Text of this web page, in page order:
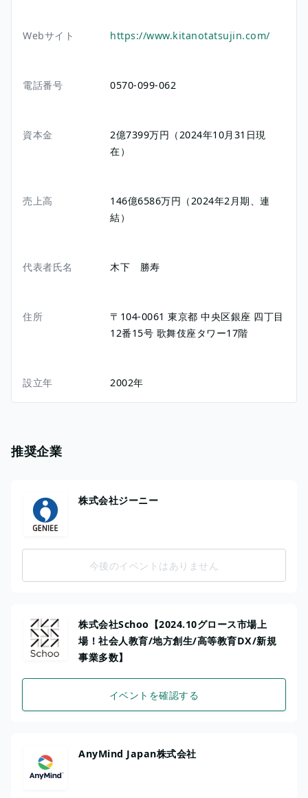
Webサイト https://www.kitanotatsujin.com/
電話番号 0570-099-062
資本金
2億7399万円（2024年10月31日現
在）
売上高
146億6586万円（2024年2月期、連
結）
代表者氏名 木下 勝寿
住所 〒104-0061東京都中央区銀座 四丁目
12番15号 歌舞伎座タワー17階
設立年 2002年
推奨企業
株式会社ジーニー
今後のイベントはありません
株式会社Schoo【2024.10グロース市場上
場！社会人教育/地方創生/高等教育DX/新規
事業多数】
イベントを確認する
AnyMind Japan株式会社